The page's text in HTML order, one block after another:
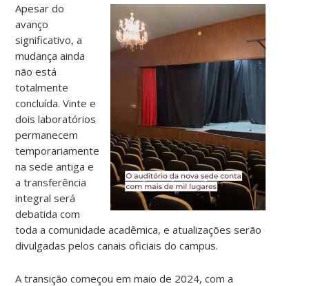
Apesar do
avanço
significativo, a
mudança ainda
não está
totalmente
concluída. Vinte e
dois laboratórios
permanecem
temporariamente
na sede antiga e
a transferência
integral será
debatida com
toda a comunidade acadêmica, e atualizações serão
divulgadas pelos canais oficiais do campus.
A transição começou em maio de 2024, com a